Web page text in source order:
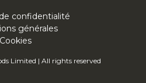
confidentialité
générales
Cookies
Limited | All rights reserved